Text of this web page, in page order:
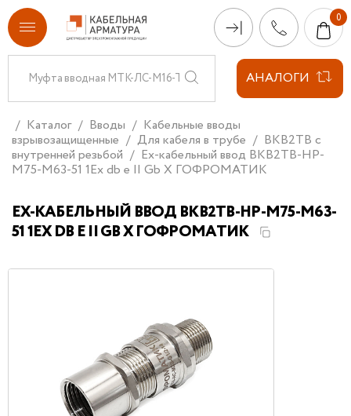
АНАЛОГИ
Каталог Вводы
Кабельные вводы
взрывозащищенные
Для кабеля в трубе
ВКВ2ТВ с
внутренней резьбой
Ех-кабельный ввод ВКВ2ТВ-НР-
М75-М63-51 1Ex db e II Gb X ГОФРОМАТИК
ЕХ-КАБЕЛЬНЫЙ ВВОД ВКВ2ТВ-НР-М75-М63-
51 1EX DB E II GB X ГОФРОМАТИК